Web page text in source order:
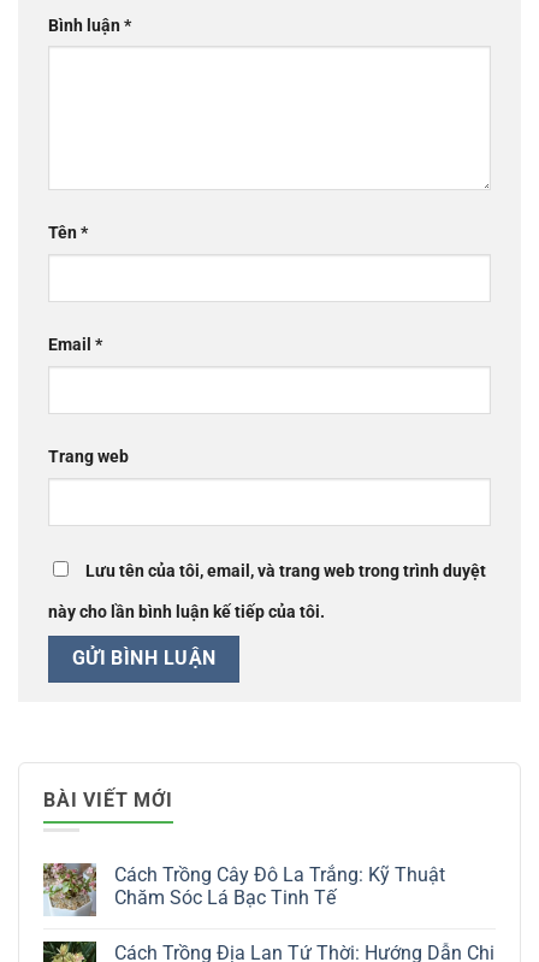
Bình luận*
Tên*
Email *
Trang web
Lưu tên của tôi, email, và trang web trong trình duyệt
này cho lần bình luận kế tiếp của tôi.
BÀI VIẾT MỚI
Cách Trồng Cây Đô La Trắng: Kỹ Thuật
Chăm Sóc Lá Bạc Tinh Tế
bình
Cách Trồng Địa Lan Tứ Thời: Hướng Dẫn Chi